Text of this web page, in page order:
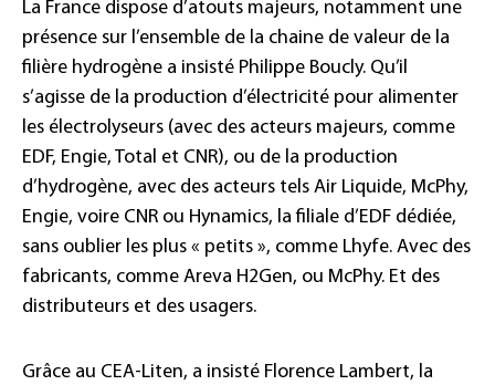
La France dispose d’atouts majeurs, notamment une
présence sur l’ensemble de la chaine de valeur de la
filière hydrogène a insisté Philippe Boucly. Qu’il
s’agisse de la production d’électricité pour alimenter
les électrolyseurs (avec des acteurs majeurs, comme
EDF, Engie, Total et CNR), ou de la production
d’hydrogène, avec des acteurs tels Air Liquide, McPhy,
Engie, voire CNR ou Hynamics, la filiale d’EDF dédiée,
sans oublier les plus « petits », comme Lhyfe. Avec des
fabricants, comme Areva H2Gen, ou McPhy. Et des
distributeurs et des usagers.
Grâce au CEA-Liten, a insisté Florence Lambert, la